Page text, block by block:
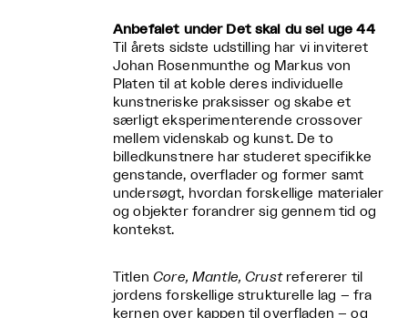
Anbefalet under Det skal du se! uge 44
Til årets sidste udstilling har vi inviteret
Johan Rosenmunthe og Markus von
Platen til at koble deres individuelle
kunstneriske praksisser og skabe et
særligt eksperimenterende crossover
mellem videnskab og kunst. De to
billedkunstnere har studeret specifikke
genstande, overflader og former samt
undersøgt, hvordan forskellige materialer
og objekter forandrer sig gennem tid og
kontekst.
TitlenCore, Mantle, Crustrefererer til
jordens forskellige strukturelle lag – fra
kernen over kappen til overfladen – og